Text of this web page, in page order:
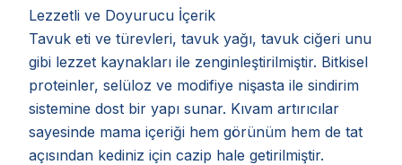
Lezzetli ve Doyurucu İçerik
Tavuk eti ve türevleri, tavuk yağı, tavuk ciğeri unu
gibi lezzet kaynakları ile zenginleştirilmiştir. Bitkisel
proteinler, selüloz ve modifiye nişasta ile sindirim
sistemine dost bir yapı sunar. Kıvam artırıcılar
sayesinde mama içeriği hem görünüm hem de tat
açısından kediniz için cazip hale getirilmiştir.